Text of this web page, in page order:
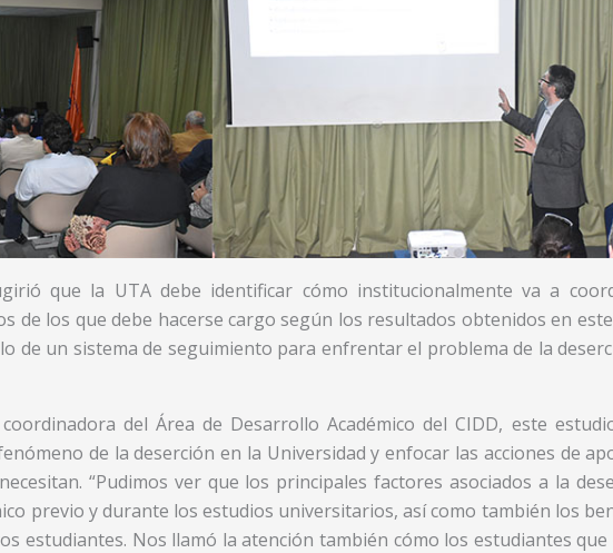
que la UTA debe identificar cómo institucionalmente va a
de los que debe hacerse cargo según los resultados obtenidos en
de un sistema de seguimiento para enfrentar el problema de la
del Área de Desarrollo Académico del CIDD, este
de la deserción en la Universidad y enfocar las acciones de
“Pudimos ver que los principales factores asociados a la
previo y durante los estudios universitarios, así como también los
estudiantes. Nos llamó la atención también cómo los estudiantes que